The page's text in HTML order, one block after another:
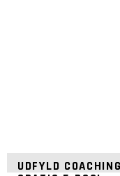
UDFYLD